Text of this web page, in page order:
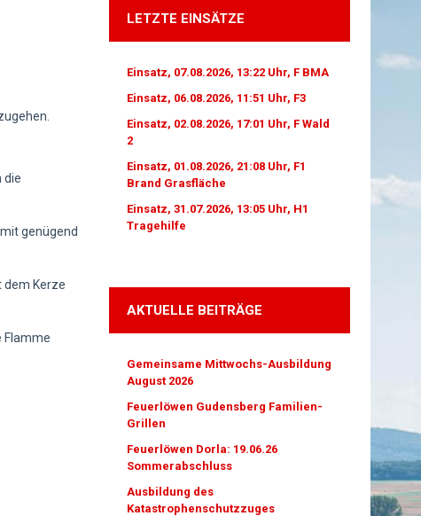
die
genügend
dem Kerze
Flamme
LETZTE EINSÄTZE
Einsatz, 07.08.2026, 13:22 Uhr, F BMA
Einsatz, 06.08.2026, 11:51 Uhr, F3
Einsatz, 02.08.2026, 17:01 Uhr, F Wald
2
Einsatz, 01.08.2026, 21:08 Uhr, F1
Brand Grasfläche
Einsatz, 31.07.2026, 13:05 Uhr, H1
Tragehilfe
AKTUELLE BEITRÄGE
Gemeinsame Mittwochs-Ausbildung
August 2026
Feuerlöwen Gudensberg Familien-
Grillen
Feuerlöwen Dorla: 19.06.26
Sommerabschluss
Ausbildung des
Katastrophenschutzzuges